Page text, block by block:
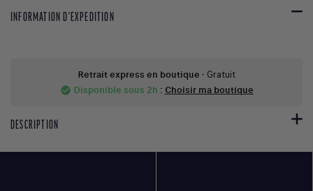
INFORMATION D'EXPEDITION
Retrait express en boutique - Gratuit
check_circle Disponible sous 2h : Choisir ma boutique
DESCRIPTION